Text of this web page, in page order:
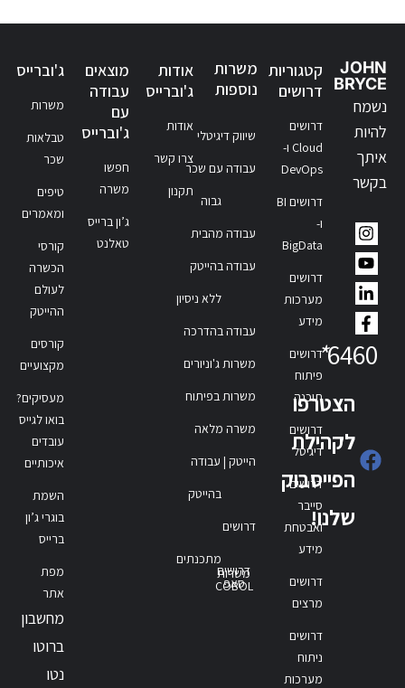
JOHN
BRYCE
נשמח
להיות
איתך
בקשר
6460
*
הצטרפו
לקהילת
הפייסבוק
שלנו!
קטגוריות
דרושים
דרושים
Cloud ו-
DevOps
דרושים BI
ו-
BigData
דרושים
מערכות
מידע
דרושים
פיתוח
תוכנה
דרושים
דיגיטל
דרושים
סייבר
ואבטחת
מידע
דרושים
מרצים
דרושים
ניתוח
מערכות
משרות
נוספות
שיווק דיגיטלי
עבודה עם שכר
גבוה
עבודה מהבית
עבודה בהייטק
ללא ניסיון
עבודה בהדרכה
משרות ג'וניורים
משרות בפיתוח
משרה מלאה
הייטק | עבודה
בהייטק
דרושים
מתכנתים
דרושים
סאפ
משרות
COBOL
אודות
ג'וברייס
אודות
צרו קשר
תקנון
מוצאים
עבודה
עם
ג'וברייס
חפשו
משרה
ג’ון ברייס
טאלנט
ג'וברייס
משרות
טבלאות
שכר
טיפים
ומאמרים
קורסי
הכשרה
לעולם
ההייטק
קורסים
מקצועיים
מעסיקים?
בואו לגייס
עובדים
איכותיים
השמת
בוגרי ג’ון
ברייס
מפת
אתר
מחשבון
ברוטו
נטו